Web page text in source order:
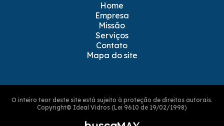
Home
Empresa
Missão
Serviços
Contato
Mapa do site
O inteiro teor deste site está sujeito à proteção de direitos autorais.
Copyright© Ideal Vidros (Lei 9610 de 19/02/1998)